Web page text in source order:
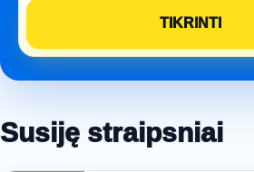
Susiję straipsniai